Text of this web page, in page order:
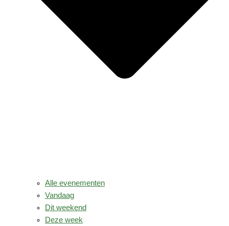
Alle evenementen
Vandaag
Dit weekend
Deze week